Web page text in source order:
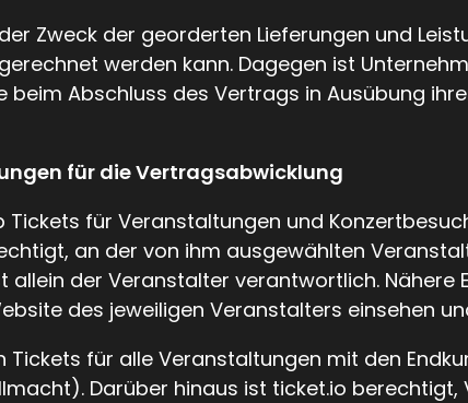
Zweck der georderten Lieferungen und
werden kann. Dagegen ist
Abschluss des Vertrags in Ausübung
für die Vertragsabwicklung
für Veranstaltungen und
an der von ihm ausgewählten
der Veranstalter verantwortlich. Nähere
des jeweiligen Veranstalters einsehen
für alle Veranstaltungen mit den
Darüber hinaus ist ticket.io